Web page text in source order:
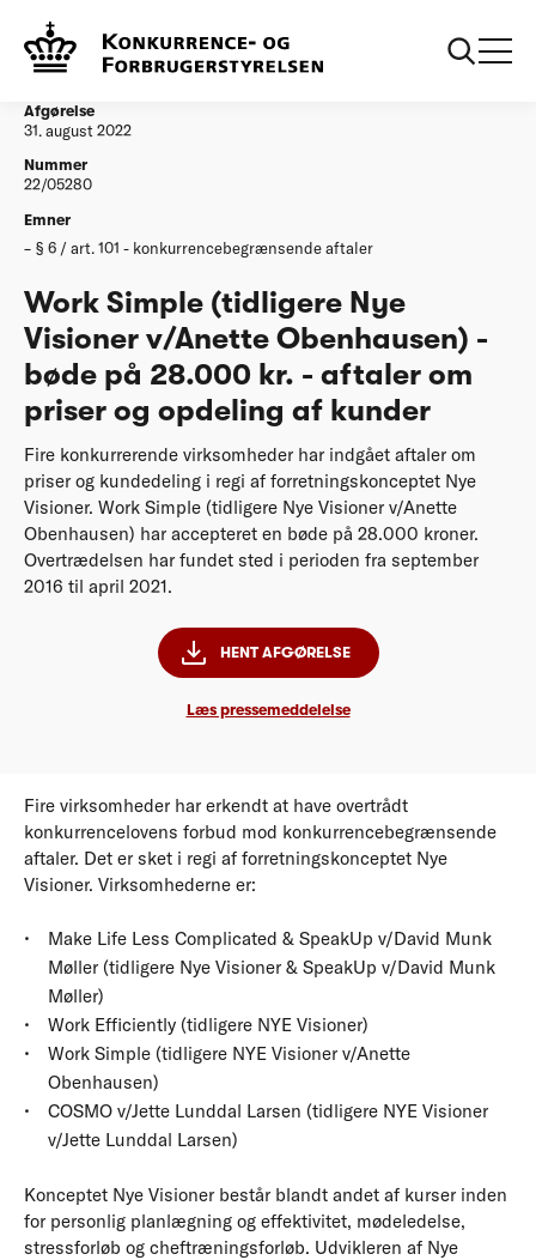
Afgørelser
v/Anette Obenhausen)
Afgørelse
31. august 2022
Nummer
22/05280
Emner
§ 6 / art. 101 - konkurrencebegrænsende aftaler
Work Simple (tidligere Nye
Visioner v/Anette Obenhausen) -
bøde på 28.000 kr. - aftaler om
priser og opdeling af kunder
Fire konkurrerende virksomheder har indgået aftaler om
priser og kundedeling i regi af forretningskonceptet Nye
Visioner. Work Simple (tidligere Nye Visioner v/Anette
Obenhausen) har accepteret en bøde på 28.000 kroner.
Overtrædelsen har fundet sted i perioden fra september
2016 til april 2021.
HENT AFGØRELSE
Læs pressemeddelelse
Fire virksomheder har erkendt at have overtrådt
konkurrencelovens forbud mod konkurrencebegrænsende
aftaler. Det er sket i regi af forretningskonceptet Nye
Visioner. Virksomhederne er:
Make Life Less Complicated & SpeakUp v/David Munk
Møller (tidligere Nye Visioner & SpeakUp v/David Munk
Møller)
Work Efficiently (tidligere NYE Visioner)
Work Simple (tidligere NYE Visioner v/Anette
Obenhausen)
COSMO v/Jette Lunddal Larsen (tidligere NYE Visioner
v/Jette Lunddal Larsen)
Konceptet Nye Visioner består blandt andet af kurser inden
for personlig planlægning og effektivitet, mødeledelse,
stressforløb og cheftræningsforløb. Udvikleren af Nye